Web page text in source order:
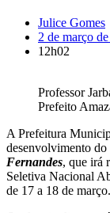
Julice Gomes
2 de março
12h02
Professor
Prefeito
A Prefeitura
desenvolvimento do
Fernandes, que irá
Seletiva Nacional
de 17 a 18 de março.